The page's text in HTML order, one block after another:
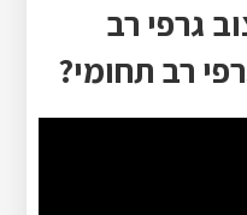
גרפי רב
רב תחומי?